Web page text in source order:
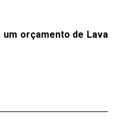
orçamento de Lava